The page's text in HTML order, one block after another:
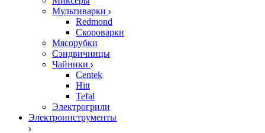
Мультиварки
Redmond
Скороварки
Мясорубки
Сэндвичницы
Чайники
Centek
Hitt
Tefal
Электрогрили
Электроинструменты